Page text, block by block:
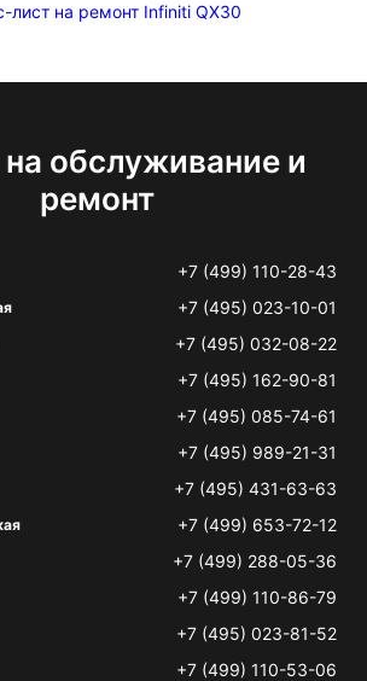
лист на ремонт Infiniti QX30
обслуживание и
ремонт
+7 (499) 110-28-43
+7 (495) 023-10-01
+7 (495) 032-08-22
+7 (495) 162-90-81
+7 (495) 085-74-61
+7 (495) 989-21-31
+7 (495) 431-63-63
+7 (499) 653-72-12
+7 (499) 288-05-36
+7 (499) 110-86-79
+7 (495) 023-81-52
+7 (499) 110-53-06